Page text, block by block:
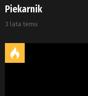
Piekarnik
3 lata temu